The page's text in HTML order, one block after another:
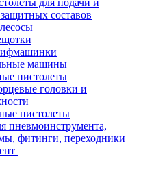
для подачи и
составов
машины
пистолеты
головки и
пистолеты
пневмоинструмента,
фитинги, переходники